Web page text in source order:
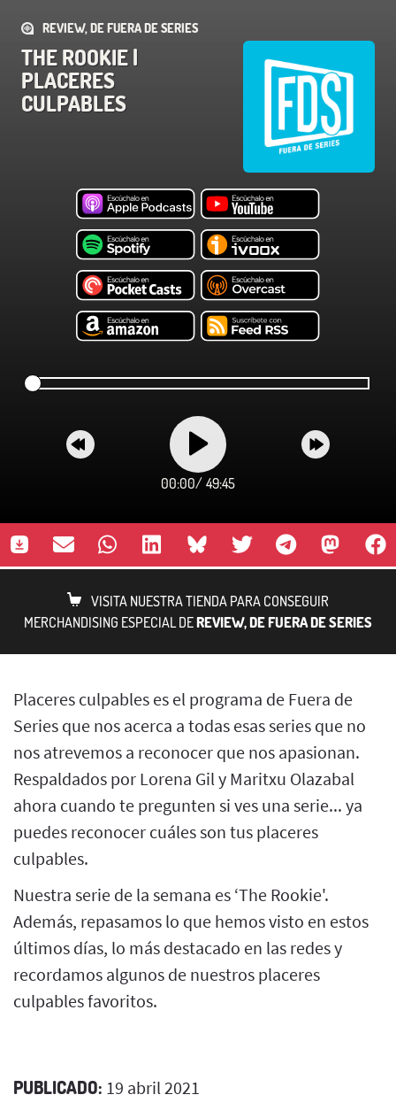
REVIEW, DE FUERA DE SERIES
THE ROOKIE |
PLACERES
CULPABLES
00:00/ 49:45
VISITA NUESTRA TIENDA PARA CONSEGUIR
MERCHANDISING ESPECIAL DEREVIEW, DE FUERA DE SERIES
Placeres culpables es el programa de Fuera de
Series que nos acerca a todas esas series que no
nos atrevemos a reconocer que nos apasionan.
Respaldados por Lorena Gil y Maritxu Olazabal
ahora cuando te pregunten si ves una serie... ya
puedes reconocer cuáles son tus placeres
culpables.
Nuestra serie de la semana es ‘The Rookie'.
Además, repasamos lo que hemos visto en estos
últimos días, lo más destacado en las redes y
recordamos algunos de nuestros placeres
culpables favoritos.
PUBLICADO: 19 abril 2021